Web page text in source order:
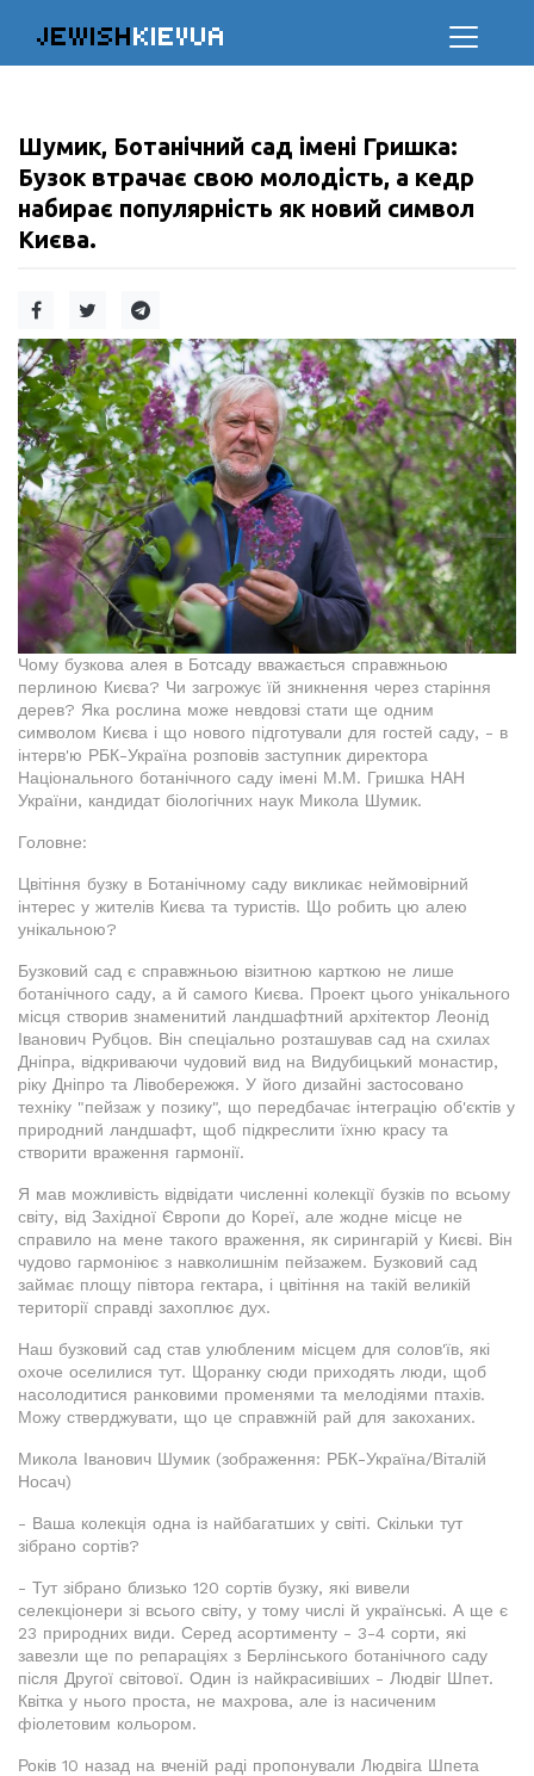
JEWISHKIEVUA
Шумик, Ботанічний сад імені Гришка:
Бузок втрачає свою молодість, а кедр
набирає популярність як новий символ
Києва.
Чому бузкова алея в Ботсаду вважається справжньою
перлиною Києва? Чи загрожує їй зникнення через старіння
дерев? Яка рослина може невдовзі стати ще одним
символом Києва і що нового підготували для гостей саду, - в
інтерв'ю РБК-Україна розповів заступник директора
Національного ботанічного саду імені М.М. Гришка НАН
України, кандидат біологічних наук Микола Шумик.
Головне:
Цвітіння бузку в Ботанічному саду викликає неймовірний
інтерес у жителів Києва та туристів. Що робить цю алею
унікальною?
Бузковий сад є справжньою візитною карткою не лише
ботанічного саду, а й самого Києва. Проект цього унікального
місця створив знаменитий ландшафтний архітектор Леонід
Іванович Рубцов. Він спеціально розташував сад на схилах
Дніпра, відкриваючи чудовий вид на Видубицький монастир,
ріку Дніпро та Лівобережжя. У його дизайні застосовано
техніку "пейзаж у позику", що передбачає інтеграцію об'єктів у
природний ландшафт, щоб підкреслити їхню красу та
створити враження гармонії.
Я мав можливість відвідати численні колекції бузків по всьому
світу, від Західної Європи до Кореї, але жодне місце не
справило на мене такого враження, як сирингарій у Києві. Він
чудово гармоніює з навколишнім пейзажем. Бузковий сад
займає площу півтора гектара, і цвітіння на такій великій
території справді захоплює дух.
Наш бузковий сад став улюбленим місцем для солов'їв, які
охоче оселилися тут. Щоранку сюди приходять люди, щоб
насолодитися ранковими променями та мелодіями птахів.
Можу стверджувати, що це справжній рай для закоханих.
Микола Іванович Шумик (зображення: РБК-Україна/Віталій
Носач)
- Ваша колекція одна із найбагатших у світі. Скільки тут
зібрано сортів?
- Тут зібрано близько 120 сортів бузку, які вивели
селекціонери зі всього світу, у тому числі й українські. А ще є
23 природних види. Серед асортименту - 3-4 сорти, які
завезли ще по репараціях з Берлінського ботанічного саду
після Другої світової. Один із найкрасивіших - Людвіг Шпет.
Квітка у нього проста, не махрова, але із насиченим
фіолетовим кольором.
Років 10 назад на вченій раді пропонували Людвіга Шпета